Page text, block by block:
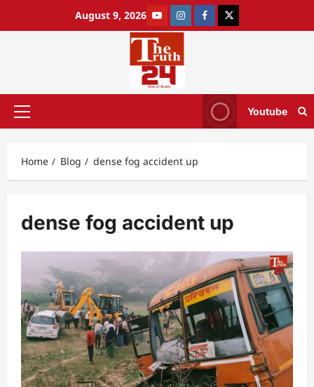
August 9, 2026
Youtube
Home Blog dense fog accident up
dense fog accident up